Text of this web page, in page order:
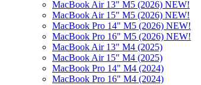
MacBook Air 13" M5 (2026) NEW!
MacBook Air 15" M5 (2026) NEW!
MacBook Pro 14" M5 (2026) NEW!
MacBook Pro 16" M5 (2026) NEW!
MacBook Air 13" M4 (2025)
MacBook Air 15" M4 (2025)
MacBook Pro 14" M4 (2024)
MacBook Pro 16" M4 (2024)